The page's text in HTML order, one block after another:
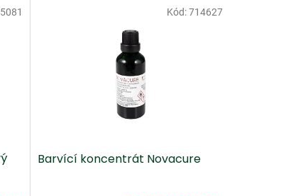
Barvící koncentrát Novacure
Kód:714627